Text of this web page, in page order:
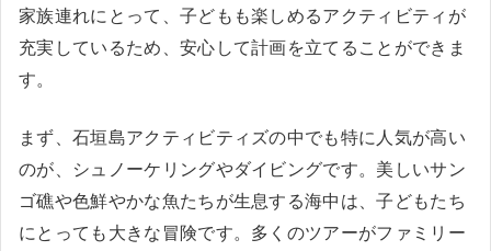
家族連れにとって、子どもも楽しめるアクティビティが
充実しているため、安心して計画を立てることができま
す。
まず、石垣島アクティビティズの中でも特に人気が高い
のが、シュノーケリングやダイビングです。美しいサン
ゴ礁や色鮮やかな魚たちが生息する海中は、子どもたち
にとっても大きな冒険です。多くのツアーがファミリー